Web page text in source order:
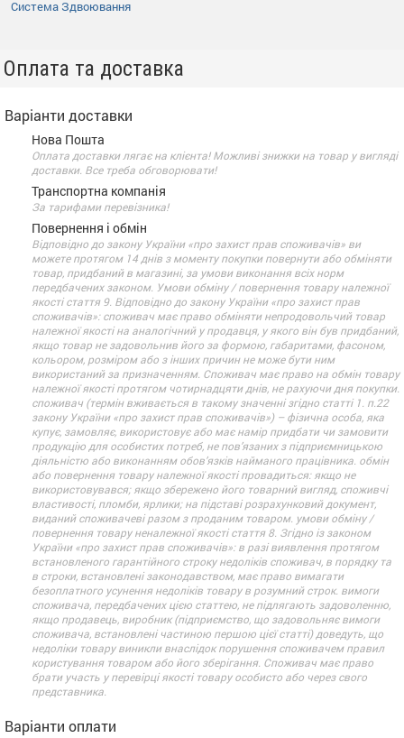
Система Здвоювання
Оплата та доставка
Варіанти доставки
Нова Пошта
Оплата доставки лягає на клієнта! Можливі знижки на товар у вигляді
доставки. Все треба обговорювати!
Транспортна компанія
За тарифами перевізника!
Повернення і обмін
Відповідно до закону України «про захист прав споживачів» ви
можете протягом 14 днів з моменту покупки повернути або обміняти
товар, придбаний в магазині, за умови виконання всіх норм
передбачених законом. Умови обміну / повернення товару належної
якості стаття 9. Відповідно до закону України «про захист прав
споживачів»: споживач має право обміняти непродовольчий товар
належної якості на аналогічний у продавця, у якого він був придбаний,
якщо товар не задовольнив його за формою, габаритами, фасоном,
кольором, розміром або з інших причин не може бути ним
використаний за призначенням. Споживач має право на обмін товару
належної якості протягом чотирнадцяти днів, не рахуючи дня покупки.
споживач (термін вживається в такому значенні згідно статті 1. п.22
закону України «про захист прав споживачів») – фізична особа, яка
купує, замовляє, використовує або має намір придбати чи замовити
продукцію для особистих потреб, не пов’язаних з підприємницькою
діяльністю або виконанням обов’язків найманого працівника. обмін
або повернення товару належної якості провадиться: якщо не
використовувався; якщо збережено його товарний вигляд, споживчі
властивості, пломби, ярлики; на підставі розрахунковий документ,
виданий споживачеві разом з проданим товаром. умови обміну /
повернення товару неналежної якості стаття 8. Згідно із законом
України «про захист прав споживачів»: в разі виявлення протягом
встановленого гарантійного строку недоліків споживач, в порядку та
в строки, встановлені законодавством, має право вимагати
безоплатного усунення недоліків товару в розумний строк. вимоги
споживача, передбачених цією статтею, не підлягають задоволенню,
якщо продавець, виробник (підприємство, що задовольняє вимоги
споживача, встановлені частиною першою цієї статті) доведуть, що
недоліки товару виникли внаслідок порушення споживачем правил
користування товаром або його зберігання. Споживач має право
брати участь у перевірці якості товару особисто або через свого
представника.
Варіанти оплати